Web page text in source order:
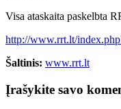
Visa ataskaita paskelbta
http://www.rrt.lt/
Šaltinis: www.rrt.lt
Įrašykite savo